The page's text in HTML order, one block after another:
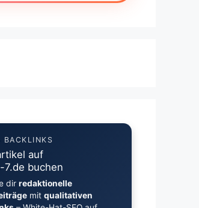
BACKLINKS
auf
7.de buchen
dir redaktionelle
mit qualitativen